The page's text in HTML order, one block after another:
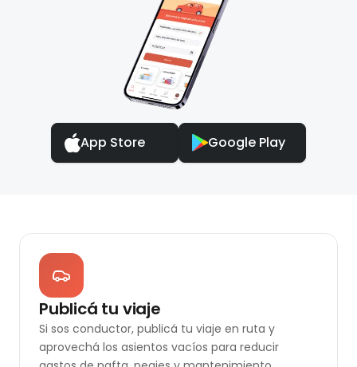
App Store Google Play
Publicá tu viaje
Si sos conductor, publicá tu viaje en ruta y
aprovechá los asientos vacíos para reducir